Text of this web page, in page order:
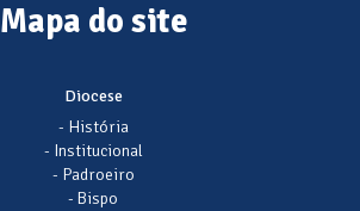
Mapa do site
Diocese
- História
- Institucional
- Padroeiro
- Bispo